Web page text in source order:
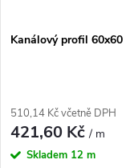
Kanálový profil 60x60
510,14 Kč včetně DPH
421,60 Kč/ m
Skladem 12 m